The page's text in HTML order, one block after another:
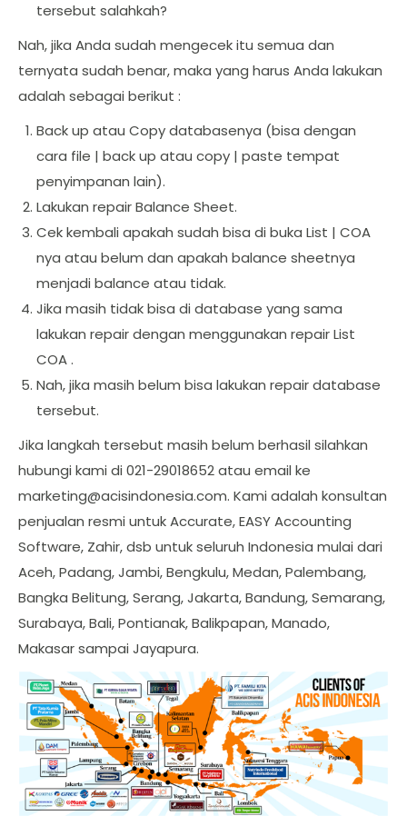
tersebut salahkah?
Nah, jika Anda sudah mengecek itu semua dan
ternyata sudah benar, maka yang harus Anda lakukan
adalah sebagai berikut :
Back up atau Copy databasenya (bisa dengan
cara file | back up atau copy | paste tempat
penyimpanan lain).
Lakukan repair Balance Sheet.
Cek kembali apakah sudah bisa di buka List | COA
nya atau belum dan apakah balance sheetnya
menjadi balance atau tidak.
Jika masih tidak bisa di database yang sama
lakukan repair dengan menggunakan repair List
COA .
Nah, jika masih belum bisa lakukan repair database
tersebut.
Jika langkah tersebut masih belum berhasil silahkan
hubungi kami di 021-29018652 atau email ke
marketing@acisindonesia.com. Kami adalah konsultan
penjualan resmi untuk Accurate, EASY Accounting
Software, Zahir, dsb untuk seluruh Indonesia mulai dari
Aceh, Padang, Jambi, Bengkulu, Medan, Palembang,
Bangka Belitung, Serang, Jakarta, Bandung, Semarang,
Surabaya, Bali, Pontianak, Balikpapan, Manado,
Makasar sampai Jayapura.